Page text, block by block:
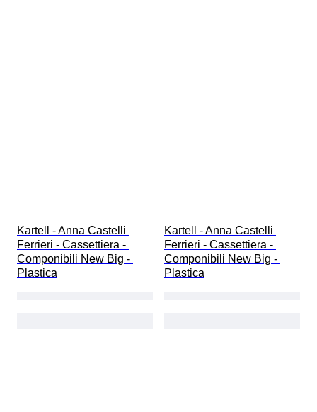
Kartell - Anna Castelli
Ferrieri - Cassettiera -
Componibili New Big -
Plastica
Kartell - Anna Castelli
Ferrieri - Cassettiera -
Componibili New Big -
Plastica